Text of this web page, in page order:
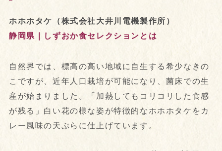
ホホホタケ（株式会社大井川電機製作所）
静岡県｜しずおか食セレクションとは
自然界では、標高の高い地域に自生する希少なきの
こですが、近年人口栽培が可能になり、菌床での生
産が始まりました。「加熱してもコリコリした食感
が残る」白い花の様な姿が特徴的なホホホタケをカ
レー風味の天ぷらに仕上げています。